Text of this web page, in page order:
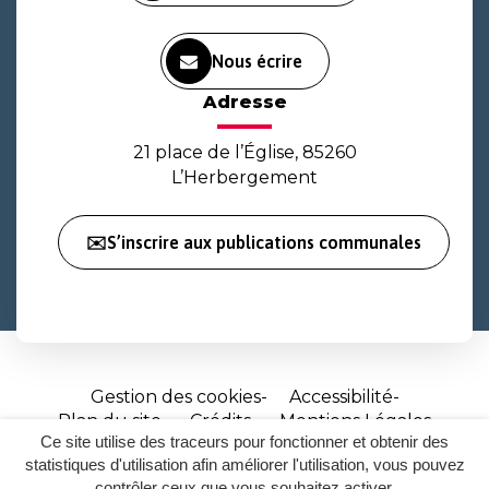
Ce site utilise des traceurs pour fonctionner et obtenir des
statistiques d'utilisation afin améliorer l'utilisation, vous pouvez
Nous écrire
Adresse
21 place de l’Église, 85260
L’Herbergement
✉️S’inscrire aux publications communales
Gestion des cookies
Accessibilité
Plan du site
Crédits
Mentions Légales
Site